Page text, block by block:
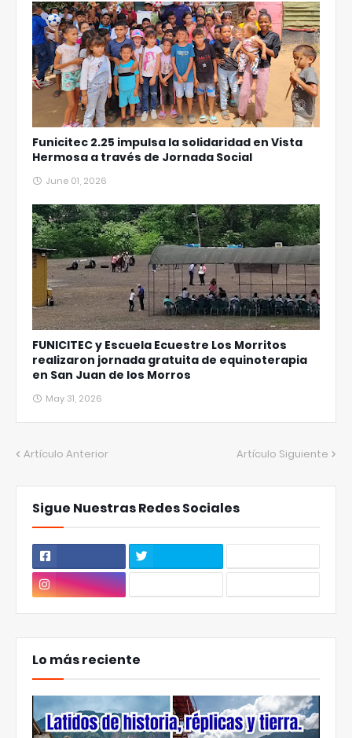
Funicitec 2.25 impulsa la solidaridad en Vista
Hermosa a través de Jornada Social
June 01, 2026
FUNICITEC y Escuela Ecuestre Los Morritos
realizaron jornada gratuita de equinoterapia
en San Juan de los Morros
May 31, 2026
Artículo Anterior Artículo Siguiente
Sigue Nuestras Redes Sociales
Lo más reciente